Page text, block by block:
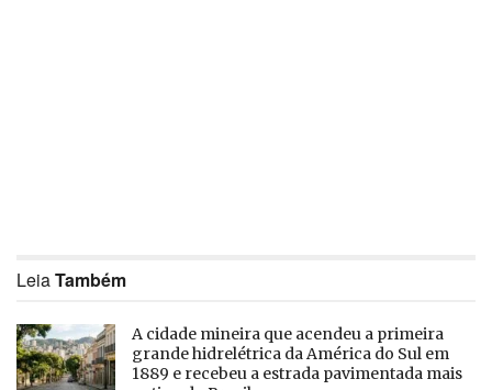
LeiaTambém
A cidade mineira que acendeu a primeira
grande hidrelétrica da América do Sul em
1889 e recebeu a estrada pavimentada mais